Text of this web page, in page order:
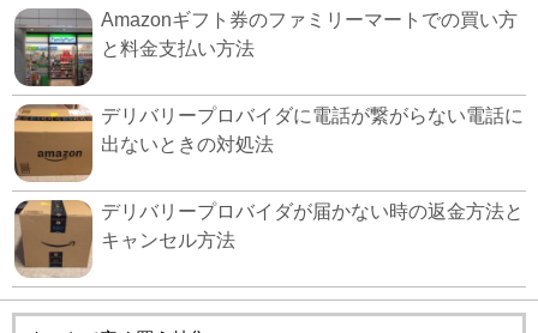
Amazonギフト券のファミリーマートでの買い方
と料金支払い方法
デリバリープロバイダに電話が繋がらない電話に
出ないときの対処法
デリバリープロバイダが届かない時の返金方法と
キャンセル方法